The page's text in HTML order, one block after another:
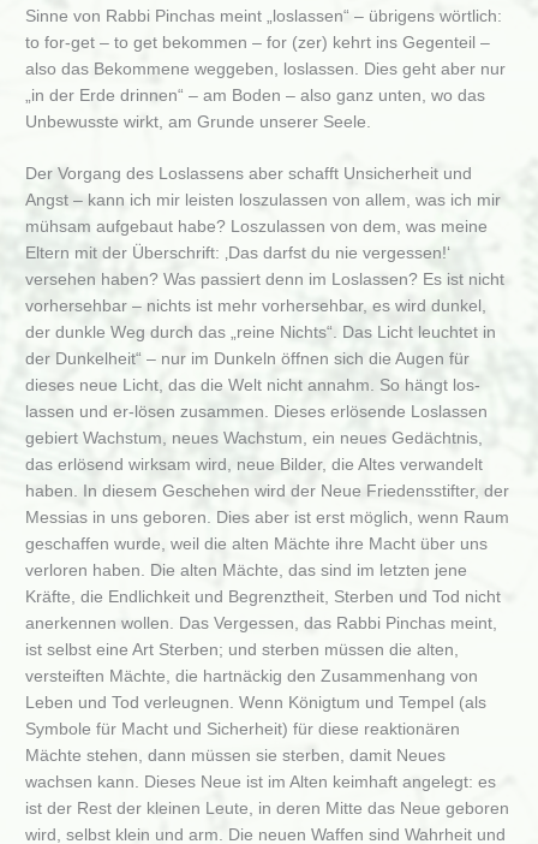
Sinne von Rabbi Pinchas meint „loslassen“ – übrigens wörtlich:
to for-get – to get bekommen – for (zer) kehrt ins Gegenteil –
also das Bekommene weggeben, loslassen. Dies geht aber nur
„in der Erde drinnen“ – am Boden – also ganz unten, wo das
Unbewusste wirkt, am Grunde unserer Seele.
Der Vorgang des Loslassens aber schafft Unsicherheit und
Angst – kann ich mir leisten loszulassen von allem, was ich mir
mühsam aufgebaut habe? Loszulassen von dem, was meine
Eltern mit der Überschrift: ‚Das darfst du nie vergessen!‘
versehen haben? Was passiert denn im Loslassen? Es ist nicht
vorhersehbar – nichts ist mehr vorhersehbar, es wird dunkel,
der dunkle Weg durch das „reine Nichts“. Das Licht leuchtet in
der Dunkelheit“ – nur im Dunkeln öffnen sich die Augen für
dieses neue Licht, das die Welt nicht annahm. So hängt los-
lassen und er-lösen zusammen. Dieses erlösende Loslassen
gebiert Wachstum, neues Wachstum, ein neues Gedächtnis,
das erlösend wirksam wird, neue Bilder, die Altes verwandelt
haben. In diesem Geschehen wird der Neue Friedensstifter, der
Messias in uns geboren. Dies aber ist erst möglich, wenn Raum
geschaffen wurde, weil die alten Mächte ihre Macht über uns
verloren haben. Die alten Mächte, das sind im letzten jene
Kräfte, die Endlichkeit und Begrenztheit, Sterben und Tod nicht
anerkennen wollen. Das Vergessen, das Rabbi Pinchas meint,
ist selbst eine Art Sterben; und sterben müssen die alten,
versteiften Mächte, die hartnäckig den Zusammenhang von
Leben und Tod verleugnen. Wenn Königtum und Tempel (als
Symbole für Macht und Sicherheit) für diese reaktionären
Mächte stehen, dann müssen sie sterben, damit Neues
wachsen kann. Dieses Neue ist im Alten keimhaft angelegt: es
ist der Rest der kleinen Leute, in deren Mitte das Neue geboren
wird, selbst klein und arm. Die neuen Waffen sind Wahrheit und